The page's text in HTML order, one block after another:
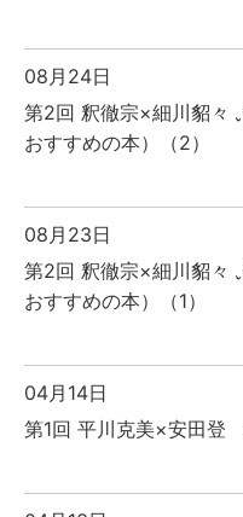
08月24日
第2回 釈徹宗×細川貂々
おすすめの本）（2）
08月23日
第2回 釈徹宗×細川貂々
おすすめの本）（1）
04月14日
第1回 平川克美×安田登